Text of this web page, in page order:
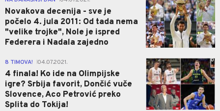
Novakova decenija - sve je
počelo 4. jula 2011: Od tada nema
"velike trojke", Nole je ispred
Federera i Nadala zajedno
8 TIMOVA! 04.07.2021.
4 finala! Ko ide na Olimpijske
igre? Srbija favorit, Dončić vuče
Slovence, Aco Petrović preko
Splita do Tokija!
0